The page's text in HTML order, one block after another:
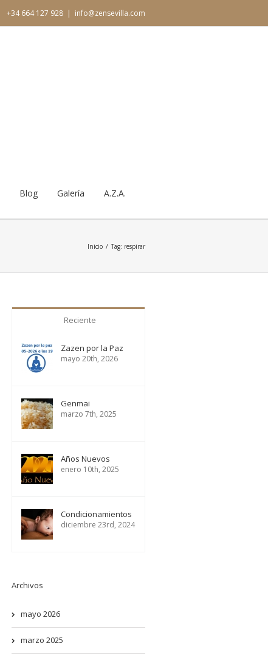
+34 664 127 928 | info@zensevilla.com
Blog Galería A.Z.A.
Inicio Tag: respirar
Reciente
Zazen por la Paz
mayo 20th, 2026
Genmai
marzo 7th, 2025
Años Nuevos
enero 10th, 2025
Condicionamientos
diciembre 23rd, 2024
Archivos
mayo 2026
marzo 2025